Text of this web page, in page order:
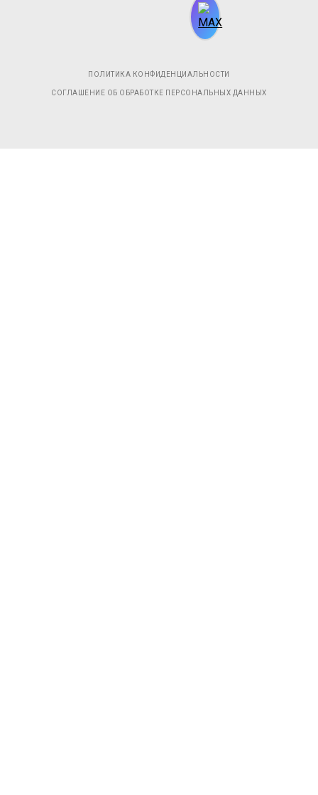
ПОЛИТИКА КОНФИДЕНЦИАЛЬНОСТИ
СОГЛАШЕНИЕ ОБ ОБРАБОТКЕ ПЕРСОНАЛЬНЫХ ДАННЫХ